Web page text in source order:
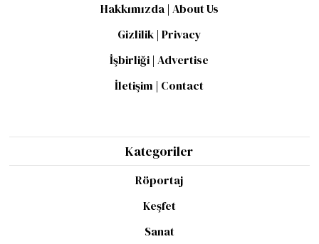
Hakkımızda | About Us
Gizlilik | Privacy
İşbirliği | Advertise
İletişim | Contact
Kategoriler
Röportaj
Keşfet
Sanat